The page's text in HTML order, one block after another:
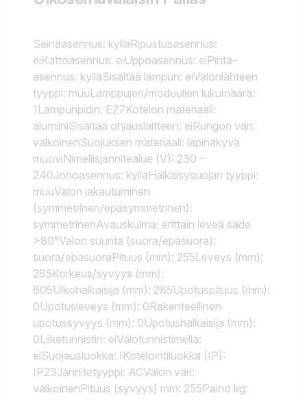
Seinäasennus: kylläRipustusasennus:
eiKattoasennus: eiUppoasennus: eiPinta-
asennus: kylläSisältää lampun: eiValonlähteen
tyyppi: muuLamppujen/moduulien lukumäärä:
1Lampunpidin: E27Kotelon materiaali:
alumiiniSisältää ohjauslaitteen: eiRungon väri:
valkoinenSuojuksen materiaali: läpinäkyvä
muoviNimellisjännitealue (V): 230 –
240Jonoasennus: kylläHäikäisysuojan tyyppi:
muuValon jakautuminen
(symmetrinen/epäsymmetrinen):
symmetrinenAvauskulma: erittäin leveä säde
>80°Valon suunta (suora/epäsuora):
suora/epäsuoraPituus (mm): 255Leveys (mm):
285Korkeus/syvyys (mm):
605Ulkohalkaisija (mm): 285Upotuspituus (mm):
0Upotusleveys (mm): 0Rakenteellinen
upotussyvyys (mm): 0Upotushalkaisija (mm):
0Liiketunnistin: eiValotunnistimella:
eiSuojausluokka: IKotelointiluokka (IP):
IP23Jännitetyyppi: ACValon väri:
valkoinenPituus (syvyys) mm: 255Paino kg: